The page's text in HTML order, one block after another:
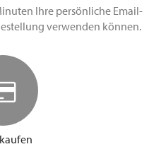
Ihre persönliche Email-
verwenden können.